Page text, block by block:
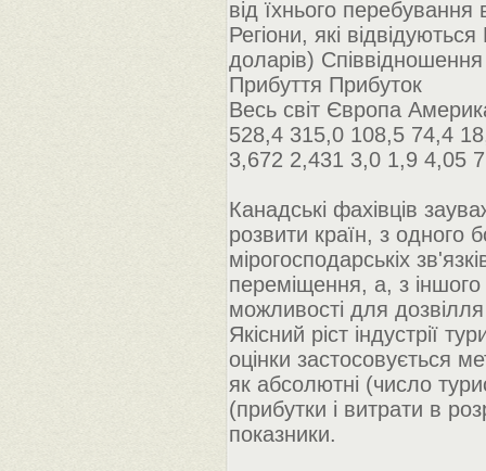
від їхнього перебування
Регіони, які
доларів)
Прибуття Прибуток
Весь світ Європа
528,4 315,0 108,5 74,4
3,672 2,431 3,0 1,9 4,05
Канадські фахівців
розвити країн, з одного
мірогосподарськіх
переміщення, а, з
можливості для
Якісний ріст індустрії
оцінки застосовується
як абсолютні (число
(прибутки і витрати в
показники.